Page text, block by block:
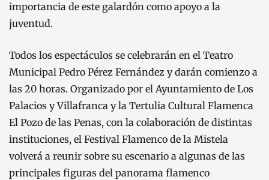
importancia de este galardón como apoyo a la
juventud.
Todos los espectáculos se celebrarán en el Teatro
Municipal Pedro Pérez Fernández y darán comienzo a
las 20 horas. Organizado por el Ayuntamiento de Los
Palacios y Villafranca y la Tertulia Cultural Flamenca
El Pozo de las Penas, con la colaboración de distintas
instituciones, el Festival Flamenco de la Mistela
volverá a reunir sobre su escenario a algunas de las
principales figuras del panorama flamenco